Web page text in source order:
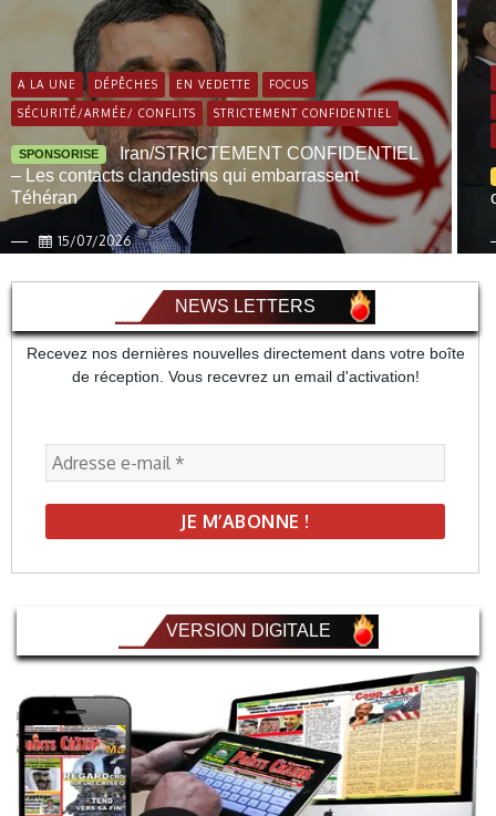
A LA UNE DÉPÊCHES EN VEDETTE FOCUS
SÉCURITÉ/ARMÉE/ CONFLITS STRICTEMENT CONFIDENTIEL
SPONSORISE
Iran/STRICTEMENT CONFIDENTIEL
– Les contacts clandestins qui embarrassent
Téhéran
15/07/2026
NEWS LETTERS
Recevez nos dernières nouvelles directement dans votre boîte
de réception. Vous recevrez un email d'activation!
VERSION DIGITALE